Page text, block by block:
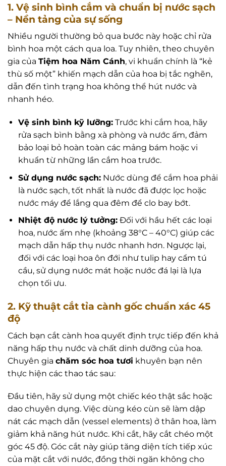
1. Vệ sinh bình cắm và chuẩn bị nước sạch
– Nền tảng của sự sống
Nhiều người thường bỏ qua bước này hoặc chỉ rửa
bình hoa một cách qua loa. Tuy nhiên, theo chuyên
gia của Tiệm hoa Năm Cánh, vi khuẩn chính là “kẻ
thù số một” khiến mạch dẫn của hoa bị tắc nghẽn,
dẫn đến tình trạng hoa không thể hút nước và
nhanh héo.
Vệ sinh bình kỹ lưỡng:Trước khi cắm hoa, hãy
rửa sạch bình bằng xà phòng và nước ấm, đảm
bảo loại bỏ hoàn toàn các mảng bám hoặc vi
khuẩn từ những lần cắm hoa trước.
Sử dụng nước sạch:Nước dùng để cắm hoa phải
là nước sạch, tốt nhất là nước đã được lọc hoặc
nước máy để lắng qua đêm để clo bay bớt.
Nhiệt độ nước lý tưởng:Đối với hầu hết các loại
hoa, nước ấm nhẹ (khoảng 38°C – 40°C) giúp các
mạch dẫn hấp thụ nước nhanh hơn. Ngược lại,
đối với các loại hoa ôn đới như tulip hay cẩm tú
cầu, sử dụng nước mát hoặc nước đá lại là lựa
chọn tối ưu.
2. Kỹ thuật cắt tỉa cành gốc chuẩn xác 45
độ
Cách bạn cắt cành hoa quyết định trực tiếp đến khả
năng hấp thụ nước và chất dinh dưỡng của hoa.
Chuyên gia chăm sóc hoa tươi khuyên bạn nên
thực hiện các thao tác sau:
Đầu tiên, hãy sử dụng một chiếc kéo thật sắc hoặc
dao chuyên dụng. Việc dùng kéo cùn sẽ làm dập
nát các mạch dẫn (vessel elements) ở thân hoa, làm
giảm khả năng hút nước. Khi cắt, hãy cắt chéo một
góc 45 độ. Góc cắt này giúp tăng diện tích tiếp xúc
của mặt cắt với nước, đồng thời ngăn không cho